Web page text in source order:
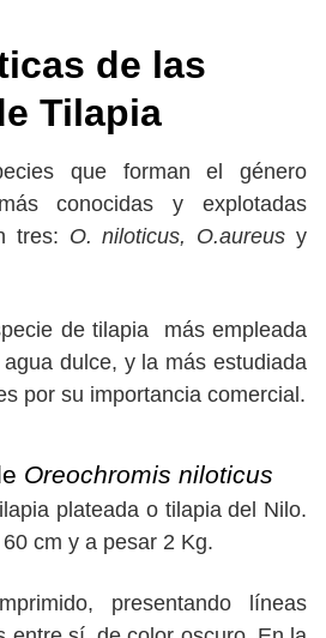
de las
Tilapia
que forman el género
conocidas y explotadas
tres: O. niloticus, O.aureus y
de tilapia más empleada
dulce, y la más estudiada
por su importancia comercial.
Oreochromis niloticus
plateada o tilapia del Nilo.
cm y a pesar 2 Kg.
presentando líneas